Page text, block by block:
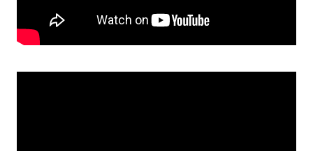
Прозорість влади